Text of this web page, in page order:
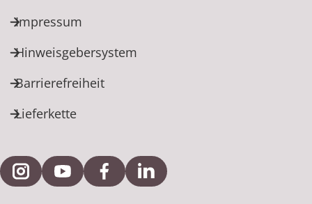
Impressum
Hinweisgebersystem
Barrierefreiheit
Lieferkette
Externe Verlinkung zu Instagram
Externe Verlinkung zu YouTube
Externe Verlinkung zu Facebook
Externe Verlinkung zu